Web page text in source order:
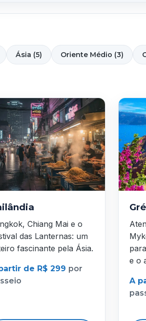
Ásia (5) Oriente Médio (3)
Chiang Mai e o
das Lanternas: um
fascinante pela Ásia.
de R$ 299 por
e o
A